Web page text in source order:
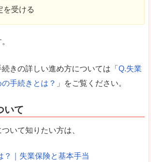
を受ける
きの詳しい進め方については「 Q.失業
手続きとは？ 」をご覧ください。
いて
いて知りたい方は、
？｜失業保険と基本手当